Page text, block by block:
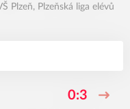
Plzeň, Plzeňská liga elévů
0:3